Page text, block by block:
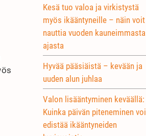
Kesä tuo valoa ja virkistystä
myös ikääntyneille – näin voit
nauttia vuoden kauneimmasta
ajasta
Hyvää pääsiäistä – kevään ja
uuden alun juhlaa
Valon lisääntyminen keväällä:
Kuinka päivän piteneminen voi
edistää ikääntyneiden